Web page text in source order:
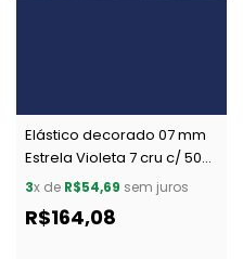
Elástico decorado 07 mm
Estrela Violeta 7 cru c/ 50
m
3x de R$54,69 sem juros
R$164,08